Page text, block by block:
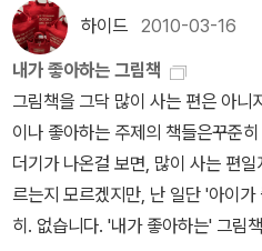
들이 한 5년 전에는 애정했던 시리
너무 유명하죠. 공룡 좋아하던 4-5
은 시리즈에요. 아무래도 앞의 4권
행이야 하고요 한두 권 사보고 좋아하
녀석 맛있겠다.★나는 티라노사우
사랑할거란다나에게도 사랑을 주
나를 닮은 당신이 좋아요★널 만나
신을 믿어요고마워, 사랑해영원히
커피 한 잔을 들고 대통령과 선임 비
이 연출된 것인데다, 자유로워 보이
체주의라는 것이었다. 외모패권주
끄집어내는 글을 보고 아연실색했
생은 '사회주의는 사회적 약자 또는
세우지만 실은 건강하고 잘생긴 좋
는 냉혹한 체제로 타락했다. 북한 체
물이나 공룡 노릇을 해야 할 테지요.
문명사회를 돌아보아야지 싶습니다
는 거침없이 달리기만 해요. 도시에
러 군데를 다녀야 해요. 중학교 문
지고 오직 입시지옥으로 내달려야
리를 온마음과 온몸으로 느껴요. 그
괴물이나 공룡을 찾을 수밖에 없구
/ Turtleback Books / 1999년 10
27~6/27) 말도 하고 마술도 할줄하
토토였다면 빨고 물고 뜯고 했을
re Fish / 2011년 1월 판매가
섬세한 마음을 이해하기 좋은 책
& Giroux / 1986년 5월 판매가
로가 사랑하지만 어떻게 표현할지
면서 벌이는 소동. 위의 6가지 이
하이드 2010-03-16
내가 좋아하는 그림책
그림책을 그닥 많이 사는 편은 아니
이나 좋아하는 주제의 책들은꾸준
더기가 나온걸 보면, 많이 사는 편
르는지 모르겠지만, 난 일단 '아이
히. 없습니다. '내가 좋아하는' 그림